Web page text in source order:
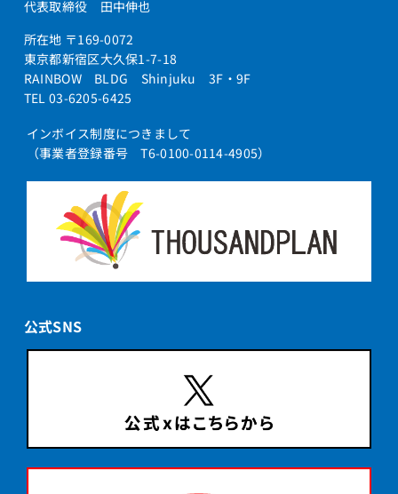
代表取締役 田中伸也
所在地 〒169-0072
東京都新宿区大久保1-7-18
RAINBOW BLDG Shinjuku 3F・9F
TEL 03-6205-6425
インボイス制度につきまして
（事業者登録番号 T6-0100-0114-4905）
公式SNS